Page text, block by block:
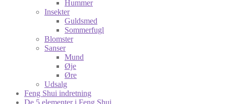
Hummer
Insekter
Guldsmed
Sommerfugl
Blomster
Sanser
Mund
Øje
Øre
Udsalg
Feng Shui indretning
De 5 elementer i Feng Shui